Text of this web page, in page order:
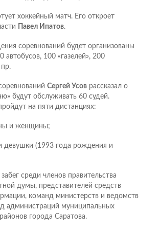
хоккейный матч. Его откроет
Павел Ипатов.
соревнований будет организованы
автобусов, 100 «газелей», 200
Сергей Усов рассказал о
будут обслуживать 60 судей.
на пяти дистанциях:
и женщины;
(1993 года рождения и
среди членов правительства
думы, представителей средств
команд министерств и ведомств
администраций муниципальных
города Саратова.